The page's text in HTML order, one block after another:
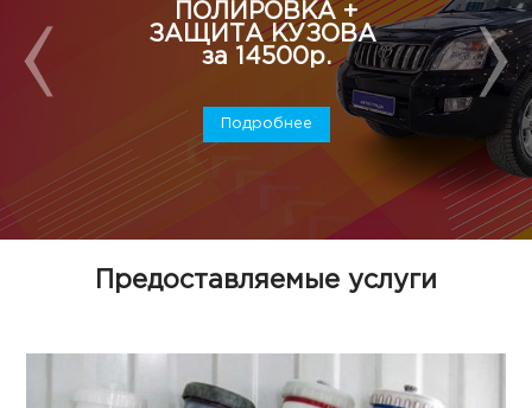
ПОЛИРОВКА +
ЗАЩИТА КУЗОВА
Подробнее
Предоставляемые услуги